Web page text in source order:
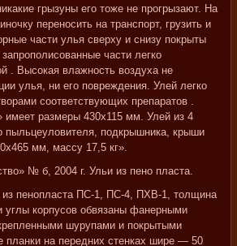
грызуны его тоже не прогрызают. На
переносить на транспорт, грузить и
части улья сверху и снизу покрыты
части легко
. Высокая влажность воздуха не
улья, ни его повреждения. Улей легко
соответствующих препаратов .
имеет размеры 430x115 мм. Улей из 4
пыльцеуловителя, подкрышника, крыши
мм, массу 17,5 кг».
№ б, 2004 г. Ульи из пено пласта.
из пенопласта ПС-1, ПС-4, ПХВ-1, толщина
углы корпусов обвязаны фанерными
шурупами и покрытыми
планки на передних стенках шире — 50